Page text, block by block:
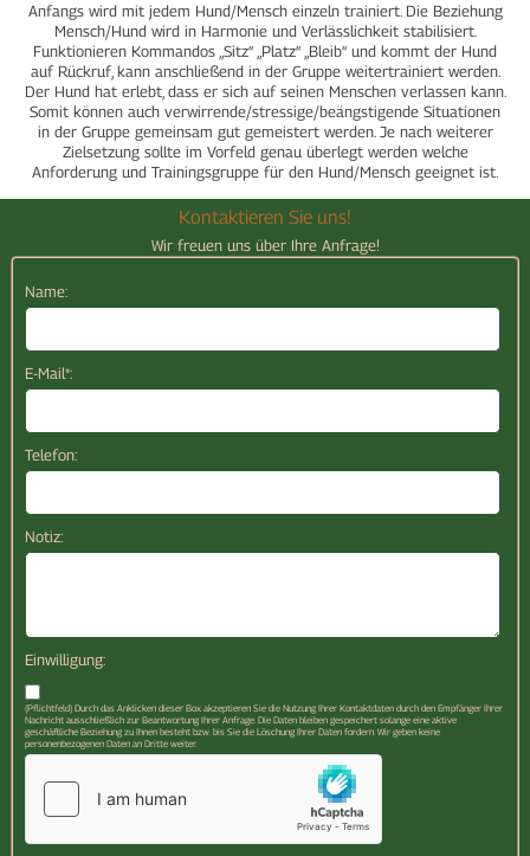
Anfangs wird mit jedem Hund/Mensch einzeln trainiert. Die Beziehung
Mensch/Hund wird in Harmonie und Verlässlichkeit stabilisiert.
Funktionieren Kommandos „Sitz“ „Platz“ „Bleib“ und kommt der Hund
auf Rückruf, kann anschließend in der Gruppe weitertrainiert werden.
Der Hund hat erlebt, dass er sich auf seinen Menschen verlassen kann.
Somit können auch verwirrende/stressige/beängstigende Situationen
in der Gruppe gemeinsam gut gemeistert werden. Je nach weiterer
Zielsetzung sollte im Vorfeld genau überlegt werden welche
Anforderung und Trainingsgruppe für den Hund/Mensch geeignet ist.
Kontaktieren Sie uns!
Wir freuen uns über Ihre Anfrage!
Name:
E-Mail*:
Telefon:
Notiz:
Einwilligung:
(Pflichtfeld) Durch das Anklicken dieser Box akzeptieren Sie die Nutzung Ihrer Kontaktdaten durch den Empfänger Ihrer
Nachricht ausschließlich zur Beantwortung Ihrer Anfrage. Die Daten bleiben gespeichert solange eine aktive
geschäftliche Beziehung zu Ihnen besteht bzw. bis Sie die Löschung Ihrer Daten fordern. Wir geben keine
personenbezogenen Daten an Dritte weiter.